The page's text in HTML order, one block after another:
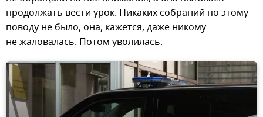
продолжать вести урок. Никаких собраний по этому
поводу не было, она, кажется, даже никому
не жаловалась. Потом уволилась.